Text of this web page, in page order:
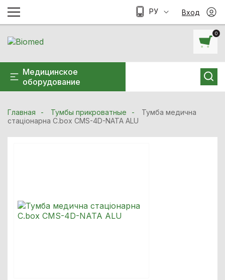
0
Медицинское
оборудование
РУ Вход
Главная Тумбы прикроватные
Тумба медична
стаціонарна C.box CMS-4D-NATA ALU